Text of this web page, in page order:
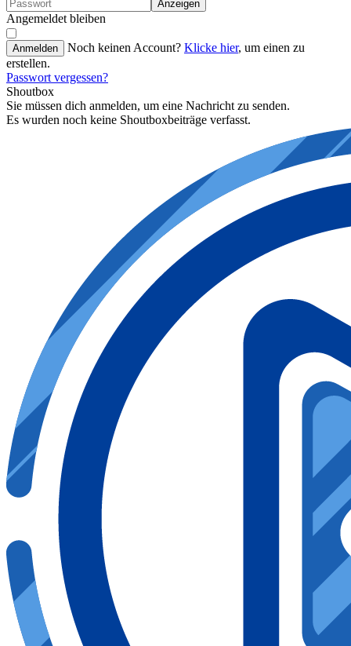
Anzeigen
Angemeldet bleiben
Anmelden Noch keinen Account? Klicke hier, um einen zu
erstellen.
Passwort vergessen?
Shoutbox
Sie müssen dich anmelden, um eine Nachricht zu senden.
Es wurden noch keine Shoutboxbeiträge verfasst.